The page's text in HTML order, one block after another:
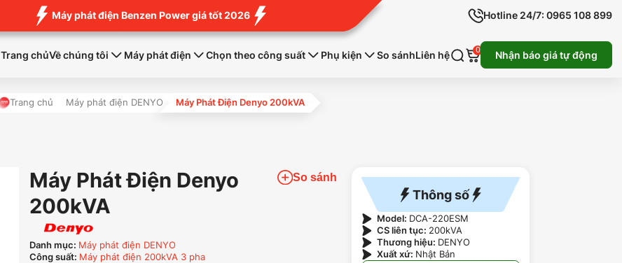
Máy phát điện Benzen Power giá tốt 2026 Hotline 24/7: 0965 108 899
Trang chủVề chúng tôi Máy phát điện Chọn theo công suất Phụ kiện So sánhLiên hệ 0 Nhận báo giá tự động
Trang chủ Máy phát điện DENYO Máy Phát Điện Denyo 200kVA
Máy Phát Điện Denyo
200kVA
So sánh
Danh mục: Máy phát điện DENYO
Công suất: Máy phát điện 200kVA 3 pha
Thông số
Model: DCA-220ESM
CS liên tục: 200kVA
Thương hiệu: DENYO
Xuất xứ: Nhật Bản